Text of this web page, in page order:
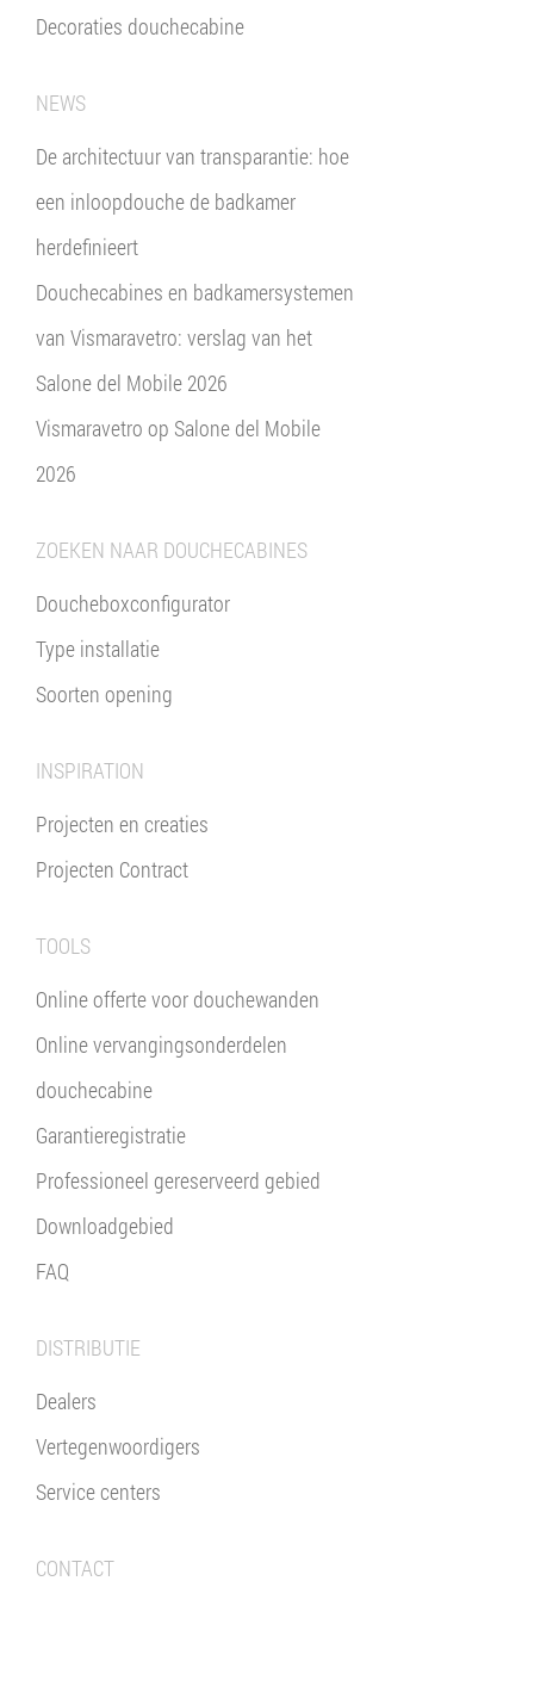
Decoraties douchecabine
NEWS
De architectuur van transparantie: hoe
een inloopdouche de badkamer
herdefinieert
Douchecabines en badkamersystemen
van Vismaravetro: verslag van het
Salone del Mobile 2026
Vismaravetro op Salone del Mobile
2026
ZOEKEN NAAR DOUCHECABINES
Doucheboxconfigurator
Type installatie
Soorten opening
INSPIRATION
Projecten en creaties
Projecten Contract
TOOLS
Online offerte voor douchewanden
Online vervangingsonderdelen
douchecabine
Garantieregistratie
Professioneel gereserveerd gebied
Downloadgebied
FAQ
DISTRIBUTIE
Dealers
Vertegenwoordigers
Service centers
CONTACT